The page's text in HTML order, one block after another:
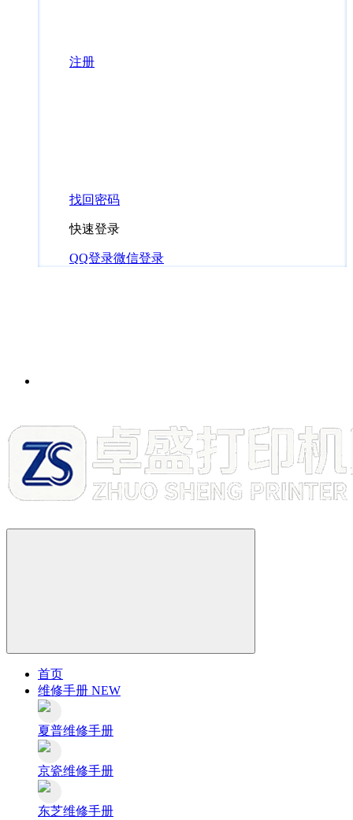
注册
找回密码
快速登录
QQ登录微信登录
首页
维修手册 NEW
夏普维修手册
京瓷维修手册
东芝维修手册